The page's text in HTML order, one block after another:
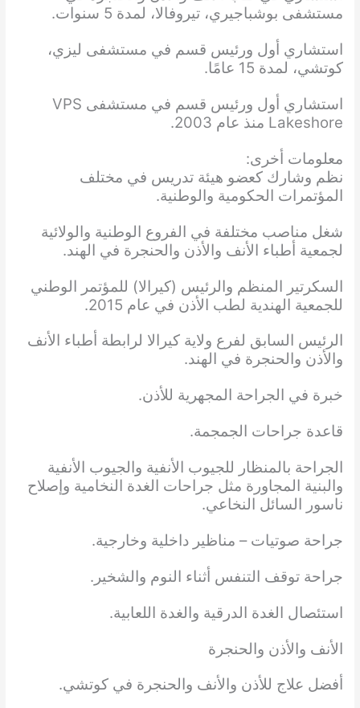
مستشفى بوشباجيري، تيروفالا، لمدة 5 سنوات.
استشاري أول ورئيس قسم في مستشفى ليزي،
كوتشي، لمدة 15 عامًا.
استشاري أول ورئيس قسم في مستشفى VPS
Lakeshore منذ عام 2003.
معلومات أخرى:
نظم وشارك كعضو هيئة تدريس في مختلف
المؤتمرات الحكومية والوطنية.
شغل مناصب مختلفة في الفروع الوطنية والولائية
لجمعية أطباء الأنف والأذن والحنجرة في الهند.
السكرتير المنظم والرئيس (كيرالا) للمؤتمر الوطني
للجمعية الهندية لطب الأذن في عام 2015.
الرئيس السابق لفرع ولاية كيرالا لرابطة أطباء الأنف
والأذن والحنجرة في الهند.
خبرة في الجراحة المجهرية للأذن.
قاعدة جراحات الجمجمة.
الجراحة بالمنظار للجيوب الأنفية والجيوب الأنفية
والبنية المجاورة مثل جراحات الغدة النخامية وإصلاح
ناسور السائل النخاعي.
جراحة صوتيات – مناظير داخلية وخارجية.
جراحة توقف التنفس أثناء النوم والشخير.
استئصال الغدة الدرقية والغدة اللعابية.
الأنف والأذن والحنجرة
أفضل علاج للأذن والأنف والحنجرة في كوتشي.